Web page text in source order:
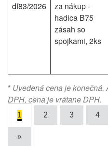
df83/2026
za nákup -
hadica B75
zásah so
spojkami, 2ks
* Uvedená cena je
DPH, cena je vrátane DPH.
1 2 3 4
»